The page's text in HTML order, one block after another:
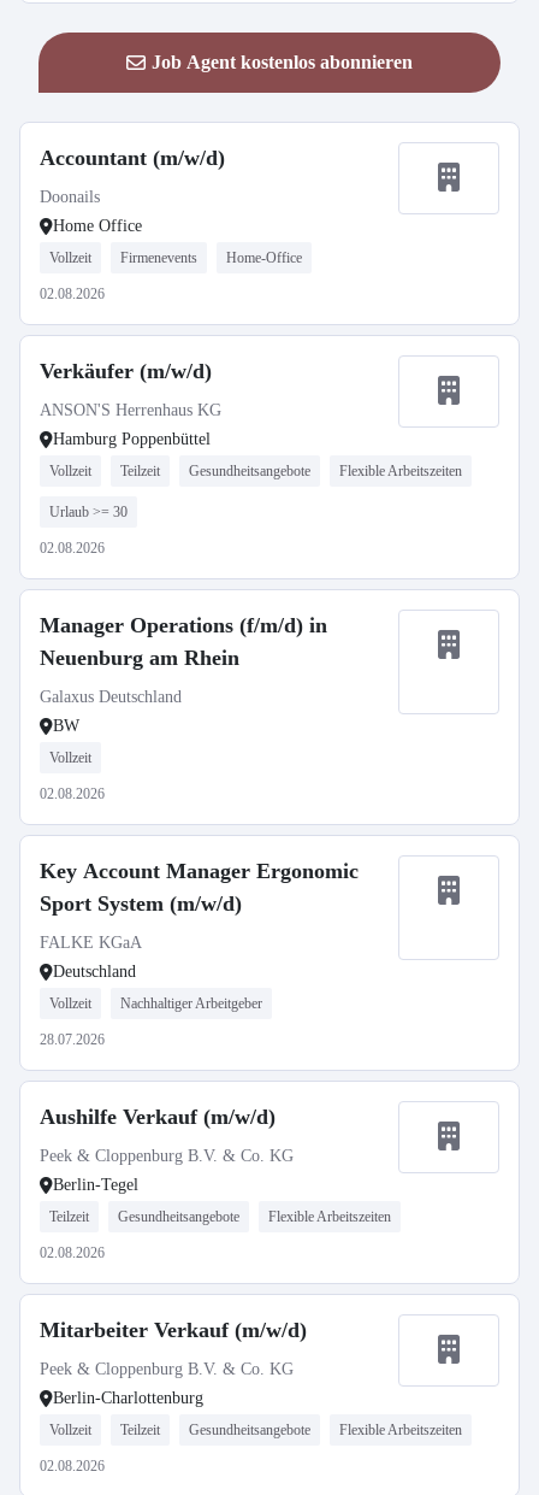
Job Agent kostenlos abonnieren
Accountant (m/w/d)
Doonails
Home Office
Vollzeit Firmenevents Home-Office
02.08.2026
Verkäufer (m/w/d)
ANSON'S Herrenhaus KG
Hamburg Poppenbüttel
Vollzeit Teilzeit Gesundheitsangebote Flexible Arbeitszeiten
Urlaub >= 30
02.08.2026
Manager Operations (f/m/d) in
Neuenburg am Rhein
Galaxus Deutschland
BW
Vollzeit
02.08.2026
Key Account Manager Ergonomic
Sport System (m/w/d)
FALKE KGaA
Deutschland
Vollzeit Nachhaltiger Arbeitgeber
28.07.2026
Aushilfe Verkauf (m/w/d)
Peek & Cloppenburg B.V. & Co. KG
Berlin-Tegel
Teilzeit Gesundheitsangebote Flexible Arbeitszeiten
02.08.2026
Mitarbeiter Verkauf (m/w/d)
Peek & Cloppenburg B.V. & Co. KG
Berlin-Charlottenburg
Vollzeit Teilzeit Gesundheitsangebote Flexible Arbeitszeiten
02.08.2026